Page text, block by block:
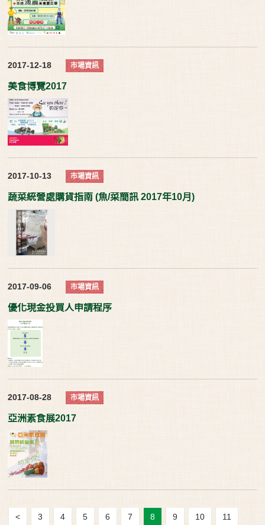
2017-12-18 市場資訊
美食博覽2017
2017-10-13 市場資訊
蔬菜統營處購貨指南 (魚/菜簡訊 2017年10月)
2017-09-06 市場資訊
優化現金投買人申請程序
2017-08-28 市場資訊
亞洲素食展2017
< 3 4 5 6 7 8 9 10 11